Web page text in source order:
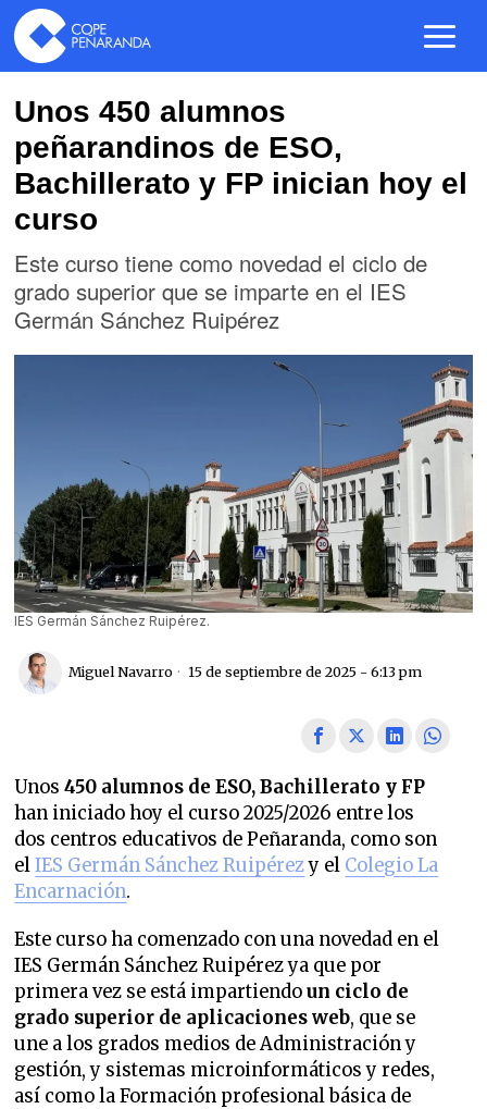
Unos 450 alumnos
peñarandinos de ESO,
Bachillerato y FP inician hoy el
curso
Este curso tiene como novedad el ciclo de
grado superior que se imparte en el IES
Germán Sánchez Ruipérez
IES Germán Sánchez Ruipérez.
Miguel Navarro 15 de septiembre de 2025 - 6:13 pm
Unos450 alumnos de ESO, Bachillerato y FP
han iniciado hoy el curso 2025/2026 entre los
dos centros educativos de Peñaranda, como son
elIES Germán Sánchez Ruipérezy el Colegio La
Encarnación.
Este curso ha comenzado con una novedad en el
IES Germán Sánchez Ruipérez ya que por
primera vez se está impartiendoun ciclo de
grado superior de aplicaciones web, que se
une a los grados medios de Administración y
gestión, y sistemas microinformáticos y redes,
así como la Formación profesional básica de